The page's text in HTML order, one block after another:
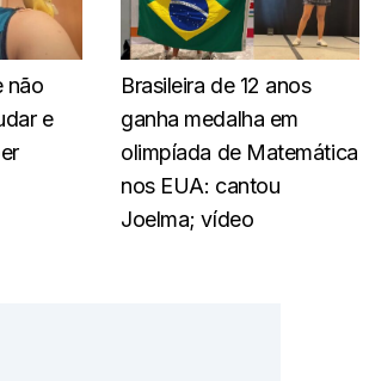
não
e
Brasileira de 12 anos
ganha medalha em
olimpíada de Matemática
nos EUA: cantou
Joelma; vídeo